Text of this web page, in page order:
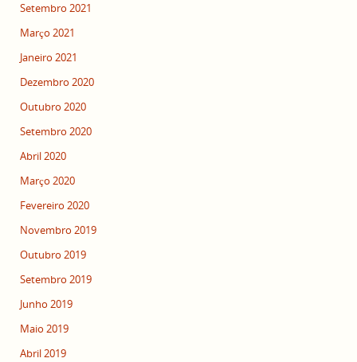
Setembro 2021
Março 2021
Janeiro 2021
Dezembro 2020
Outubro 2020
Setembro 2020
Abril 2020
Março 2020
Fevereiro 2020
Novembro 2019
Outubro 2019
Setembro 2019
Junho 2019
Maio 2019
Abril 2019